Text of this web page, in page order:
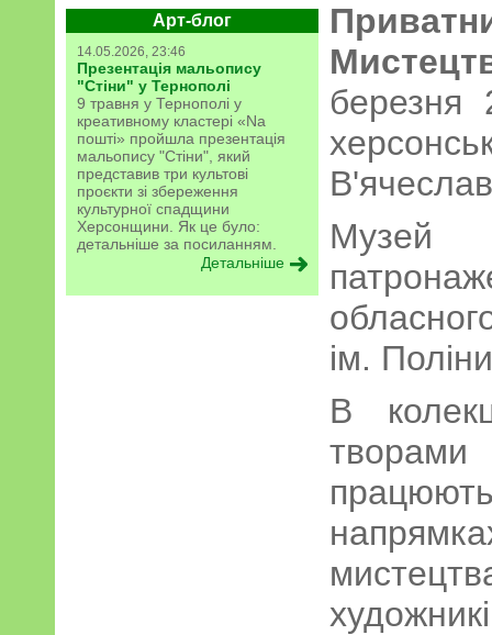
Арт-блог
14.05.2026, 23:46
Презентація мальопису
"Стіни" у Тернополі
9 травня у Тернополі у
креативному кластері «Na
пошті» пройшла презентація
мальопису "Стіни", який
представив три культові
проєкти зі збереження
культурної спадщини
Херсонщини. Як це було:
детальніше за посиланням.
Детальніше
березня
Музей
ім.
В